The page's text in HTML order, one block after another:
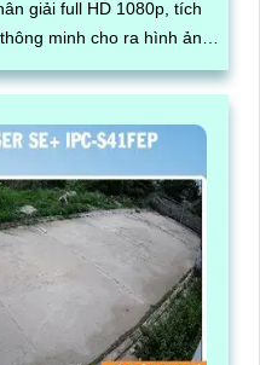
minh cho ra hình ảnh